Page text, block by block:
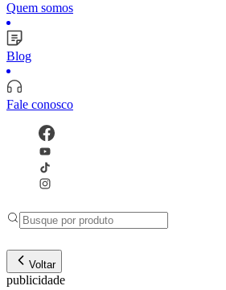
Quem somos
Blog
Fale conosco
Voltar
publicidade